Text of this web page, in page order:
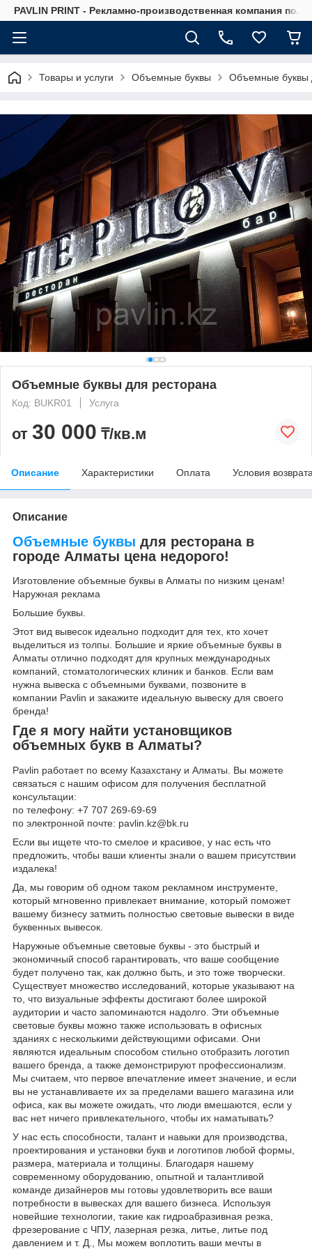
PAVLIN PRINT - Рекламно-производственная компания
Товары и услуги Объемные буквы Объемные буквы
Объемные буквы для ресторана
Код: BUKR01 Услуга
от 30 000 ₸/кв.м
Описание Характеристики Оплата Условия
Описание
Объемные буквы для ресторана в
городе Алматы цена недорого!
Изготовление объемные буквы в Алматы по низким ценам!
Наружная реклама
Большие буквы.
Этот вид вывесок идеально подходит для тех, кто хочет
выделиться из толпы. Большие и яркие объемные буквы в
Алматы отлично подходят для крупных международных
компаний, стоматологических клиник и банков. Если вам
нужна вывеска с объемными буквами, позвоните в
компании Pavlin и закажите идеальную вывеску для своего
бренда!
Где я могу найти установщиков
объемных букв в Алматы?
Pavlin работает по всему Казахстану и Алматы. Вы можете
связаться с нашим офисом для получения бесплатной
консультации:
по телефону: +7 707 269-69-69
по электронной почте: pavlin.kz@bk.ru
Если вы ищете что-то смелое и красивое, у нас есть что
предложить, чтобы ваши клиенты знали о вашем присутствии
издалека!
Да, мы говорим об одном таком рекламном инструменте,
который мгновенно привлекает внимание, который поможет
вашему бизнесу затмить полностью световые вывески в виде
буквенных вывесок.
Наружные объемные световые буквы - это быстрый и
экономичный способ гарантировать, что ваше сообщение
будет получено так, как должно быть, и это тоже творчески.
Существует множество исследований, которые указывают на
то, что визуальные эффекты достигают более широкой
аудитории и часто запоминаются надолго. Эти объемные
световые буквы можно также использовать в офисных
зданиях с несколькими действующими офисами. Они
являются идеальным способом стильно отобразить логотип
вашего бренда, а также демонстрируют профессионализм.
Мы считаем, что первое впечатление имеет значение, и если
вы не устанавливаете их за пределами вашего магазина или
офиса, как вы можете ожидать, что люди вмешаются, если у
вас нет ничего привлекательного, чтобы их наматывать?
У нас есть способности, талант и навыки для производства,
проектирования и установки букв и логотипов любой формы,
размера, материала и толщины. Благодаря нашему
современному оборудованию, опытной и талантливой
команде дизайнеров мы готовы удовлетворить все ваши
потребности в вывесках для вашего бизнеса. Используя
новейшие технологии, такие как гидроабразивная резка,
фрезерование с ЧПУ, лазерная резка, литье, литье под
давлением и т. Д., Мы можем воплотить ваши мечты в